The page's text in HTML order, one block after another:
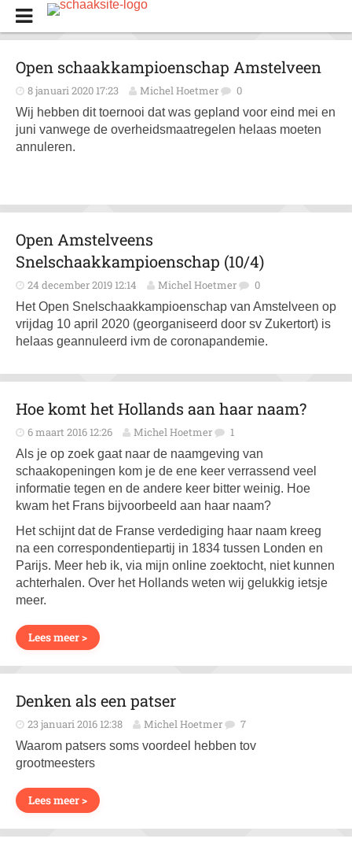
Open schaakkampioenschap Amstelveen
8 januari 2020 17:23 Michel Hoetmer 0
Wij hebben dit toernooi dat was gepland voor eind mei en
juni vanwege de overheidsmaatregelen helaas moeten
annuleren.
Open Amstelveens
Snelschaakkampioenschap (10/4)
24 december 2019 12:14 Michel Hoetmer 0
Het Open Snelschaakkampioenschap van Amstelveen op
vrijdag 10 april 2020 (georganiseerd door sv Zukertort) is
helaas geannuleerd ivm de coronapandemie.
Hoe komt het Hollands aan haar naam?
6 maart 2016 12:26 Michel Hoetmer 1
Als je op zoek gaat naar de naamgeving van
schaakopeningen kom je de ene keer verrassend veel
informatie tegen en de andere keer bitter weinig. Hoe
kwam het Frans bijvoorbeeld aan haar naam?
Het schijnt dat de Franse verdediging haar naam kreeg
na een correspondentiepartij in 1834 tussen Londen en
Parijs. Meer heb ik, via mijn online zoektocht, niet kunnen
achterhalen. Over het Hollands weten wij gelukkig ietsje
meer.
Lees meer >
Denken als een patser
23 januari 2016 12:38 Michel Hoetmer 7
Waarom patsers soms voordeel hebben tov
grootmeesters
Lees meer >